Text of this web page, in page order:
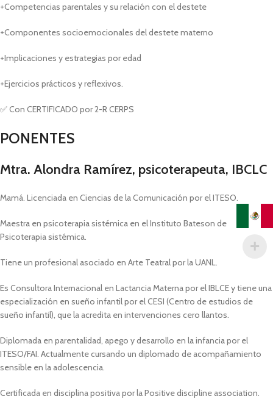
+Competencias parentales y su relación con el destete
+Componentes socioemocionales del destete materno
+Implicaciones y estrategias por edad
+Ejercicios prácticos y reflexivos.
✅ Con CERTIFICADO por 2-R CERPS
PONENTES
Mtra. Alondra Ramírez, psicoterapeuta, IBCLC
Mamá. Licenciada en Ciencias de la Comunicación por el ITESO.
Maestra en psicoterapia sistémica en el Instituto Bateson de
Psicoterapia sistémica.
Tiene un profesional asociado en Arte Teatral por la UANL.
Es Consultora Internacional en Lactancia Materna por el IBLCE y tiene una
especialización en sueño infantil por el CESI (Centro de estudios de
sueño infantil), que la acredita en intervenciones cero llantos.
Diplomada en parentalidad, apego y desarrollo en la infancia por el
ITESO/FAI. Actualmente cursando un diplomado de acompañamiento
sensible en la adolescencia.
Certificada en disciplina positiva por la Positive discipline association.